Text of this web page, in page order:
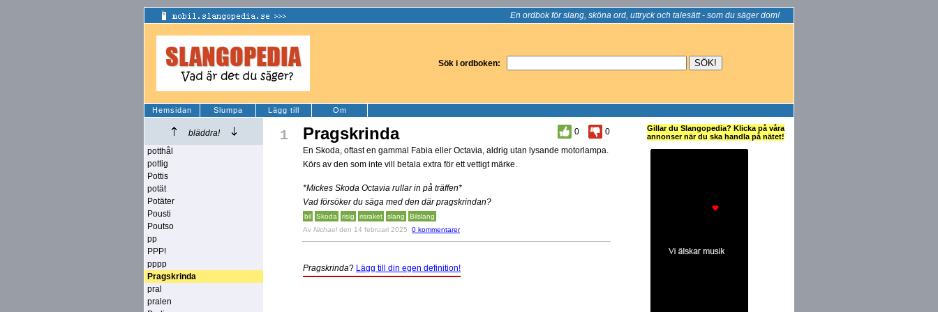
En ordbok för slang, sköna ord, uttryck och talesätt - som du säger dom!
Sök i ordboken:
Hemsidan Slumpa Lägg till Om
bläddra!
potthål
pottig
Pottis
potät
Potäter
Pousti
Poutso
pp
PPP!
pppp
Pragskrinda
pral
pralen
1 Pragskrinda 0
0
En Skoda, oftast en gammal Fabia eller Octavia, aldrig utan lysande motorlampa.
Körs av den som inte vill betala extra för ett vettigt märke.
*Mickes Skoda Octavia rullar in på träffen*
Vad försöker du säga med den där pragskrindan?
bil Skoda risig risraket slang
Bilslang
Av Nichael den 14 februari 2025 0 kommentarer
Pragskrinda? Lägg till din egen definition!
Gillar du Slangopedia? Klicka på våra
annonser när du ska handla på nätet!